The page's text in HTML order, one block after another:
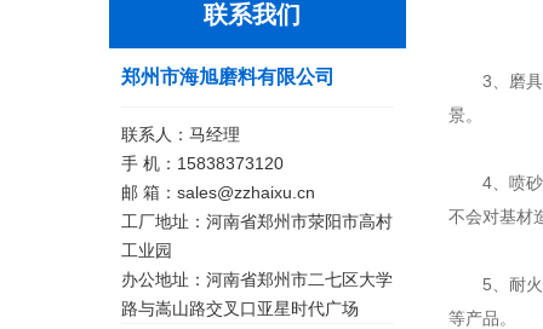
联系我们
郑州市海旭磨料有限公司
联系人：马经理
手 机：15838373120
邮 箱：sales@zzhaixu.cn
工厂地址：河南省郑州市荥阳市高村
工业园
办公地址：河南省郑州市二七区大学
路与嵩山路交叉口亚星时代广场
3、磨具制
景。
4、喷砂与
不会对基材
5、耐火材
等产品。